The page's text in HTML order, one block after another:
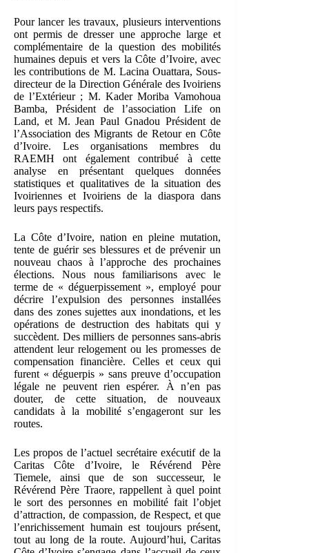
Pour lancer les travaux, plusieurs interventions
ont permis de dresser une approche large et
complémentaire de la question des mobilités
humaines depuis et vers la Côte d’Ivoire, avec
les contributions de M. Lacina Ouattara, Sous-
directeur de la Direction Générale des Ivoiriens
de l’Extérieur ; M. Kader Moriba Vamohoua
Bamba, Président de l’association Life on
Land, et M. Jean Paul Gnadou Président de
l’Association des Migrants de Retour en Côte
d’Ivoire. Les organisations membres du
RAEMH ont également contribué à cette
analyse en présentant quelques données
statistiques et qualitatives de la situation des
Ivoiriennes et Ivoiriens de la diaspora dans
leurs pays respectifs.
La Côte d’Ivoire, nation en pleine mutation,
tente de guérir ses blessures et de prévenir un
nouveau chaos à l’approche des prochaines
élections. Nous nous familiarisons avec le
terme de « déguerpissement », employé pour
décrire l’expulsion des personnes installées
dans des zones sujettes aux inondations, et les
opérations de destruction des habitats qui y
succèdent. Des milliers de personnes sans-abris
attendent leur relogement ou les promesses de
compensation financière. Celles et ceux qui
furent « déguerpis » sans preuve d’occupation
légale ne peuvent rien espérer. À n’en pas
douter, de cette situation, de nouveaux
candidats à la mobilité s’engageront sur les
routes.
Les propos de l’actuel secrétaire exécutif de la
Caritas Côte d’Ivoire, le Révérend Père
Tiemele, ainsi que de son successeur, le
Révérend Père Traore, rappellent à quel point
le sort des personnes en mobilité fait l’objet
d’attraction, de compassion, de Respect, et que
l’enrichissement humain est toujours présent,
tout au long de la route. Aujourd’hui, Caritas